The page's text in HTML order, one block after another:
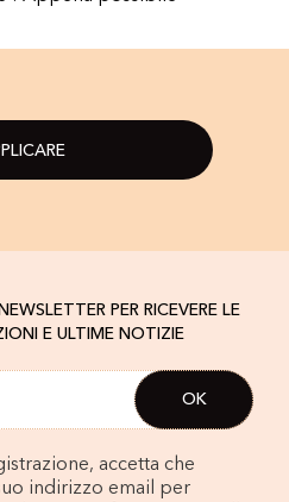
PER RICEVERE LE
E ULTIME NOTIZIE
accetta che
indirizzo email per